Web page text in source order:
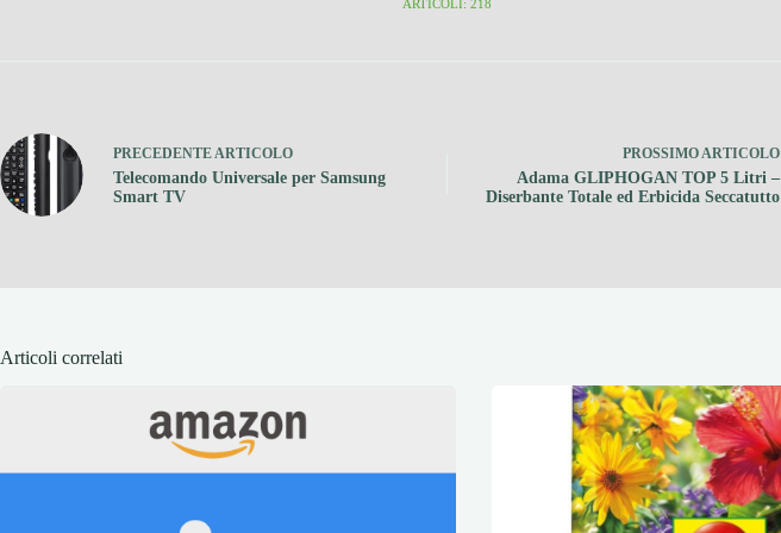
ARTICOLI: 218
PRECEDENTEARTICOLO
Telecomando Universale per Samsung
Smart TV
PROSSIMOARTICOLO
Adama GLIPHOGAN TOP 5 Litri –
Diserbante Totale ed Erbicida Seccatutto
Articoli correlati